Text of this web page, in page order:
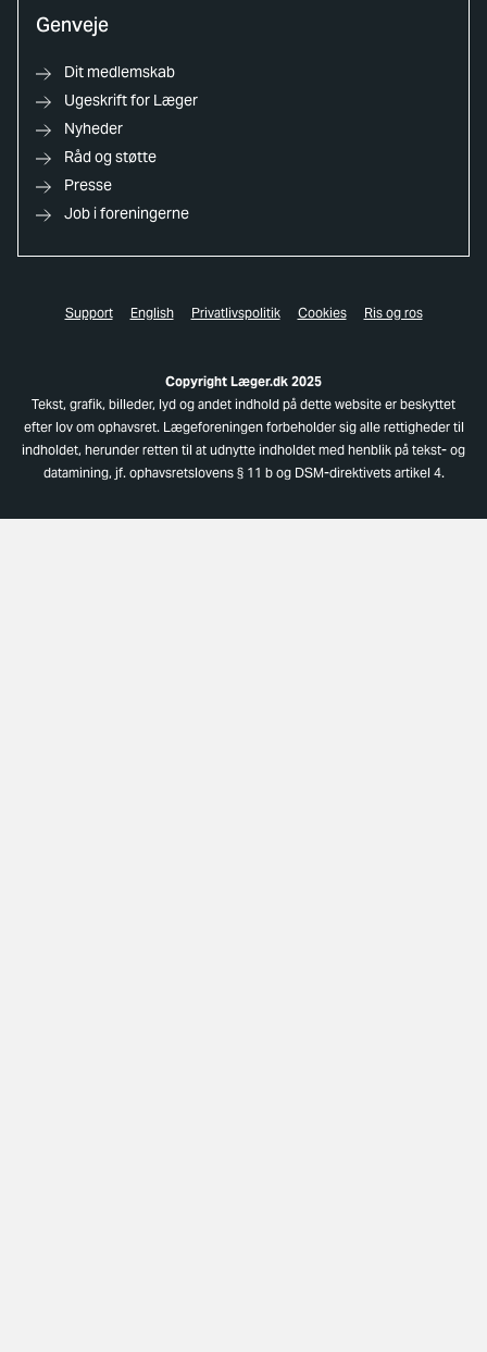
Genveje
Dit medlemskab
Ugeskrift for Læger
Nyheder
Råd og støtte
Presse
Job i foreningerne
Support English Privatlivspolitik Cookies Ris og ros
Copyright Læger.dk 2025
Tekst, grafik, billeder, lyd og andet indhold på dette website er beskyttet
efter lov om ophavsret. Lægeforeningen forbeholder sig alle rettigheder til
indholdet, herunder retten til at udnytte indholdet med henblik på tekst- og
datamining, jf. ophavsretslovens § 11 b og DSM-direktivets artikel 4.